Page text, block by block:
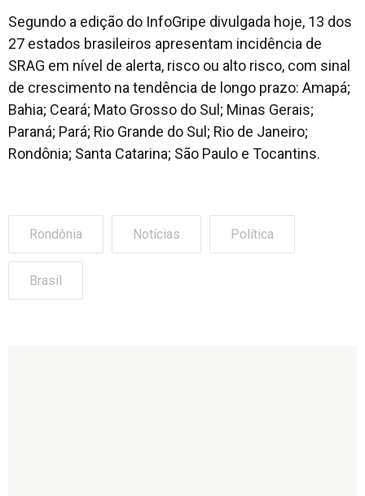
Segundo a edição do InfoGripe divulgada hoje, 13 dos
27 estados brasileiros apresentam incidência de
SRAG em nível de alerta, risco ou alto risco, com sinal
de crescimento na tendência de longo prazo: Amapá;
Bahia; Ceará; Mato Grosso do Sul; Minas Gerais;
Paraná; Pará; Rio Grande do Sul; Rio de Janeiro;
Rondônia; Santa Catarina; São Paulo e Tocantins.
Rondônia Notícias Política
Brasil